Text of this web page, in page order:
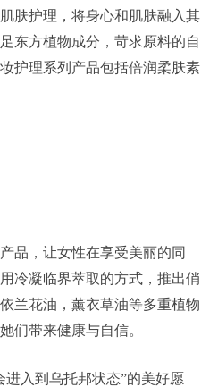
肤护理，将身心和肌肤融入其
东方植物成分，苛求原料的自
护理系列产品包括倍润柔肤素
品，让女性在享受美丽的同
冷凝临界萃取的方式，推出俏
兰花油，薰衣草油等多重植物
们带来健康与自信。
入到乌托邦状态”的美好愿